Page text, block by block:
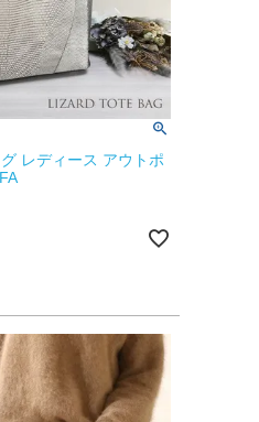
レディース アウトポ